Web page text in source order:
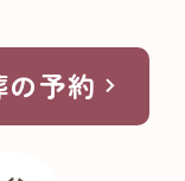
の予約